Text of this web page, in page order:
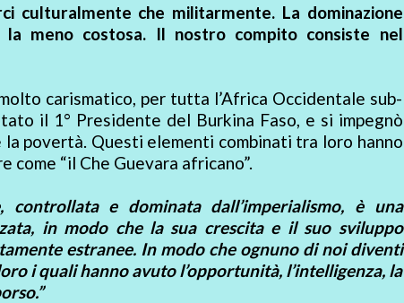
culturalmente che militarmente. La dominazione
meno costosa. Il nostro compito consiste nel
carismatico, per tutta l’Africa Occidentale sub-
il 1° Presidente del Burkina Faso, e si impegnò
povertà. Questi elementi combinati tra loro hanno
“il Che Guevara africano”.
e dominata dall’imperialismo, è una
in modo che la sua crescita e il suo sviluppo
estranee. In modo che ognuno di noi diventi
i quali hanno avuto l’opportunità, l’intelligenza, la